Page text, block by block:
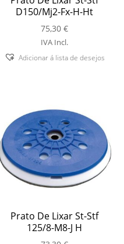
D150/Mj2-Fx-H-Ht
75,30€
IVA Incl.
Adicionar á lista de desejos
Prato De Lixar St-Stf
125/8-M8-J H